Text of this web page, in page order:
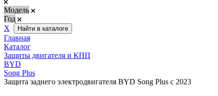
Модель
Год
Х
Найти в каталоге
Главная
Каталог
Защиты двигателя и КПП
BYD
Song Plus
Защита заднего электродвигателя BYD Song Plus с 2023